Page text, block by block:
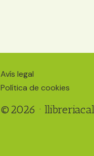
Avís legal
Política de cookies
©2026 ·